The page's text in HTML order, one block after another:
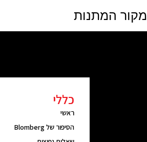
מקור המתנות
כללי
ראשי
הסיפור של Blomberg